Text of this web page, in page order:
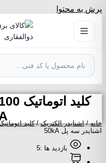
پرش به محتوا
خانه/اشنایدر الکتریک/کلید
اشنایدر سه پل 50kA
بازدید ها :5